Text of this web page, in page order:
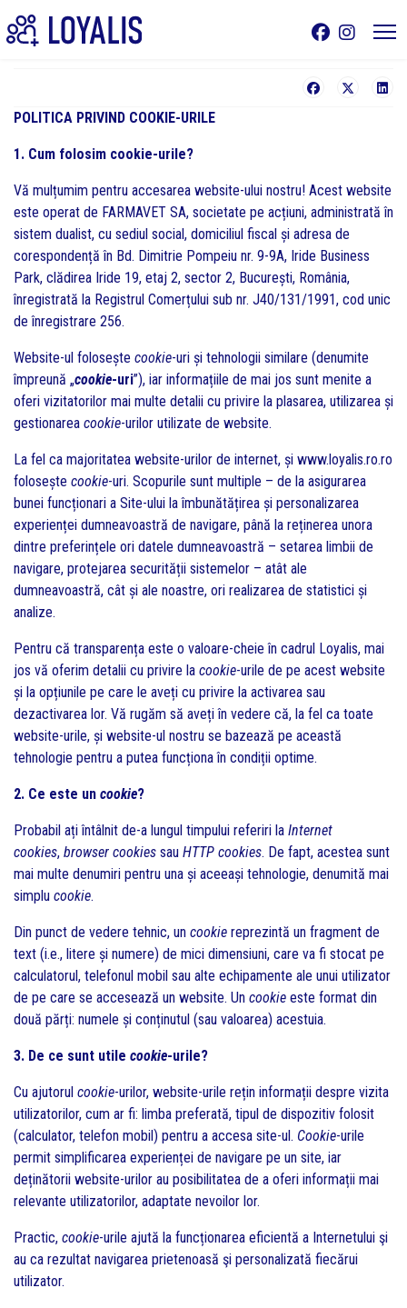
POLITICA PRIVIND COOKIE-URILE
1. Cum folosim cookie-urile?
Vă mulțumim pentru accesarea website-ului nostru! Acest website
este operat de FARMAVET SA, societate pe acțiuni, administrată în
sistem dualist, cu sediul social, domiciliul fiscal și adresa de
corespondență în Bd. Dimitrie Pompeiu nr. 9-9A, Iride Business
Park, clădirea Iride 19, etaj 2, sector 2, București, România,
înregistrată la Registrul Comerțului sub nr. J40/131/1991, cod unic
de înregistrare 256.
Website-ul folosește cookie-uri și tehnologii similare (denumite
împreună „cookie-uri”), iar informațiile de mai jos sunt menite a
oferi vizitatorilor mai multe detalii cu privire la plasarea, utilizarea și
gestionarea cookie-urilor utilizate de website.
La fel ca majoritatea website-urilor de internet, și www.loyalis.ro.ro
folosește cookie-uri. Scopurile sunt multiple – de la asigurarea
bunei funcționari a Site-ului la îmbunătățirea și personalizarea
experienței dumneavoastră de navigare, până la reținerea unora
dintre preferințele ori datele dumneavoastră – setarea limbii de
navigare, protejarea securității sistemelor – atât ale
dumneavoastră, cât și ale noastre, ori realizarea de statistici și
analize.
Pentru că transparența este o valoare-cheie în cadrul Loyalis, mai
jos vă oferim detalii cu privire la cookie-urile de pe acest website
și la opțiunile pe care le aveți cu privire la activarea sau
dezactivarea lor. Vă rugăm să aveți în vedere că, la fel ca toate
website-urile, și website-ul nostru se bazează pe această
tehnologie pentru a putea funcționa în condiții optime.
2. Ce este un cookie?
Probabil ați întâlnit de-a lungul timpului referiri la Internet
cookies, browser cookies sau HTTP cookies. De fapt, acestea sunt
mai multe denumiri pentru una și aceeași tehnologie, denumită mai
simplu cookie.
Din punct de vedere tehnic, un cookie reprezintă un fragment de
text (i.e., litere și numere) de mici dimensiuni, care va fi stocat pe
calculatorul, telefonul mobil sau alte echipamente ale unui utilizator
de pe care se accesează un website. Un cookie este format din
două părți: numele și conținutul (sau valoarea) acestuia.
3. De ce sunt utile cookie-urile?
Cu ajutorul cookie-urilor, website-urile rețin informații despre vizita
utilizatorilor, cum ar fi: limba preferată, tipul de dispozitiv folosit
(calculator, telefon mobil) pentru a accesa site-ul. Cookie-urile
permit simplificarea experienței de navigare pe un site, iar
deținătorii website-urilor au posibilitatea de a oferi informații mai
relevante utilizatorilor, adaptate nevoilor lor.
Practic, cookie-urile ajută la funcționarea eficientă a Internetului şi
au ca rezultat navigarea prietenoasă şi personalizată fiecărui
utilizator.